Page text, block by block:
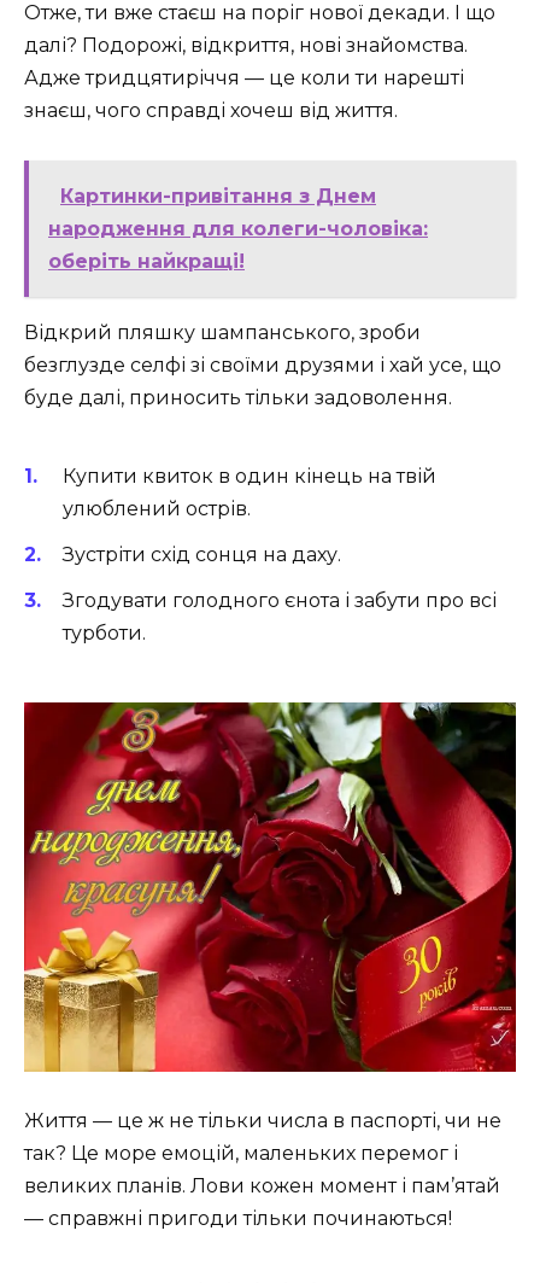
Отже, ти вже стаєш на поріг нової декади. І що
далі? Подорожі, відкриття, нові знайомства.
Адже тридцятиріччя — це коли ти нарешті
знаєш, чого справді хочеш від життя.
Картинки-привітання з Днем
народження для колеги-чоловіка:
оберіть найкращі!
Відкрий пляшку шампанського, зроби
безглузде селфі зі своїми друзями і хай усе, що
буде далі, приносить тільки задоволення.
Купити квиток в один кінець на твій
улюблений острів.
Зустріти схід сонця на даху.
Згодувати голодного єнота і забути про всі
турботи.
Життя — це ж не тільки числа в паспорті, чи не
так? Це море емоцій, маленьких перемог і
великих планів. Лови кожен момент і пам’ятай
— справжні пригоди тільки починаються!